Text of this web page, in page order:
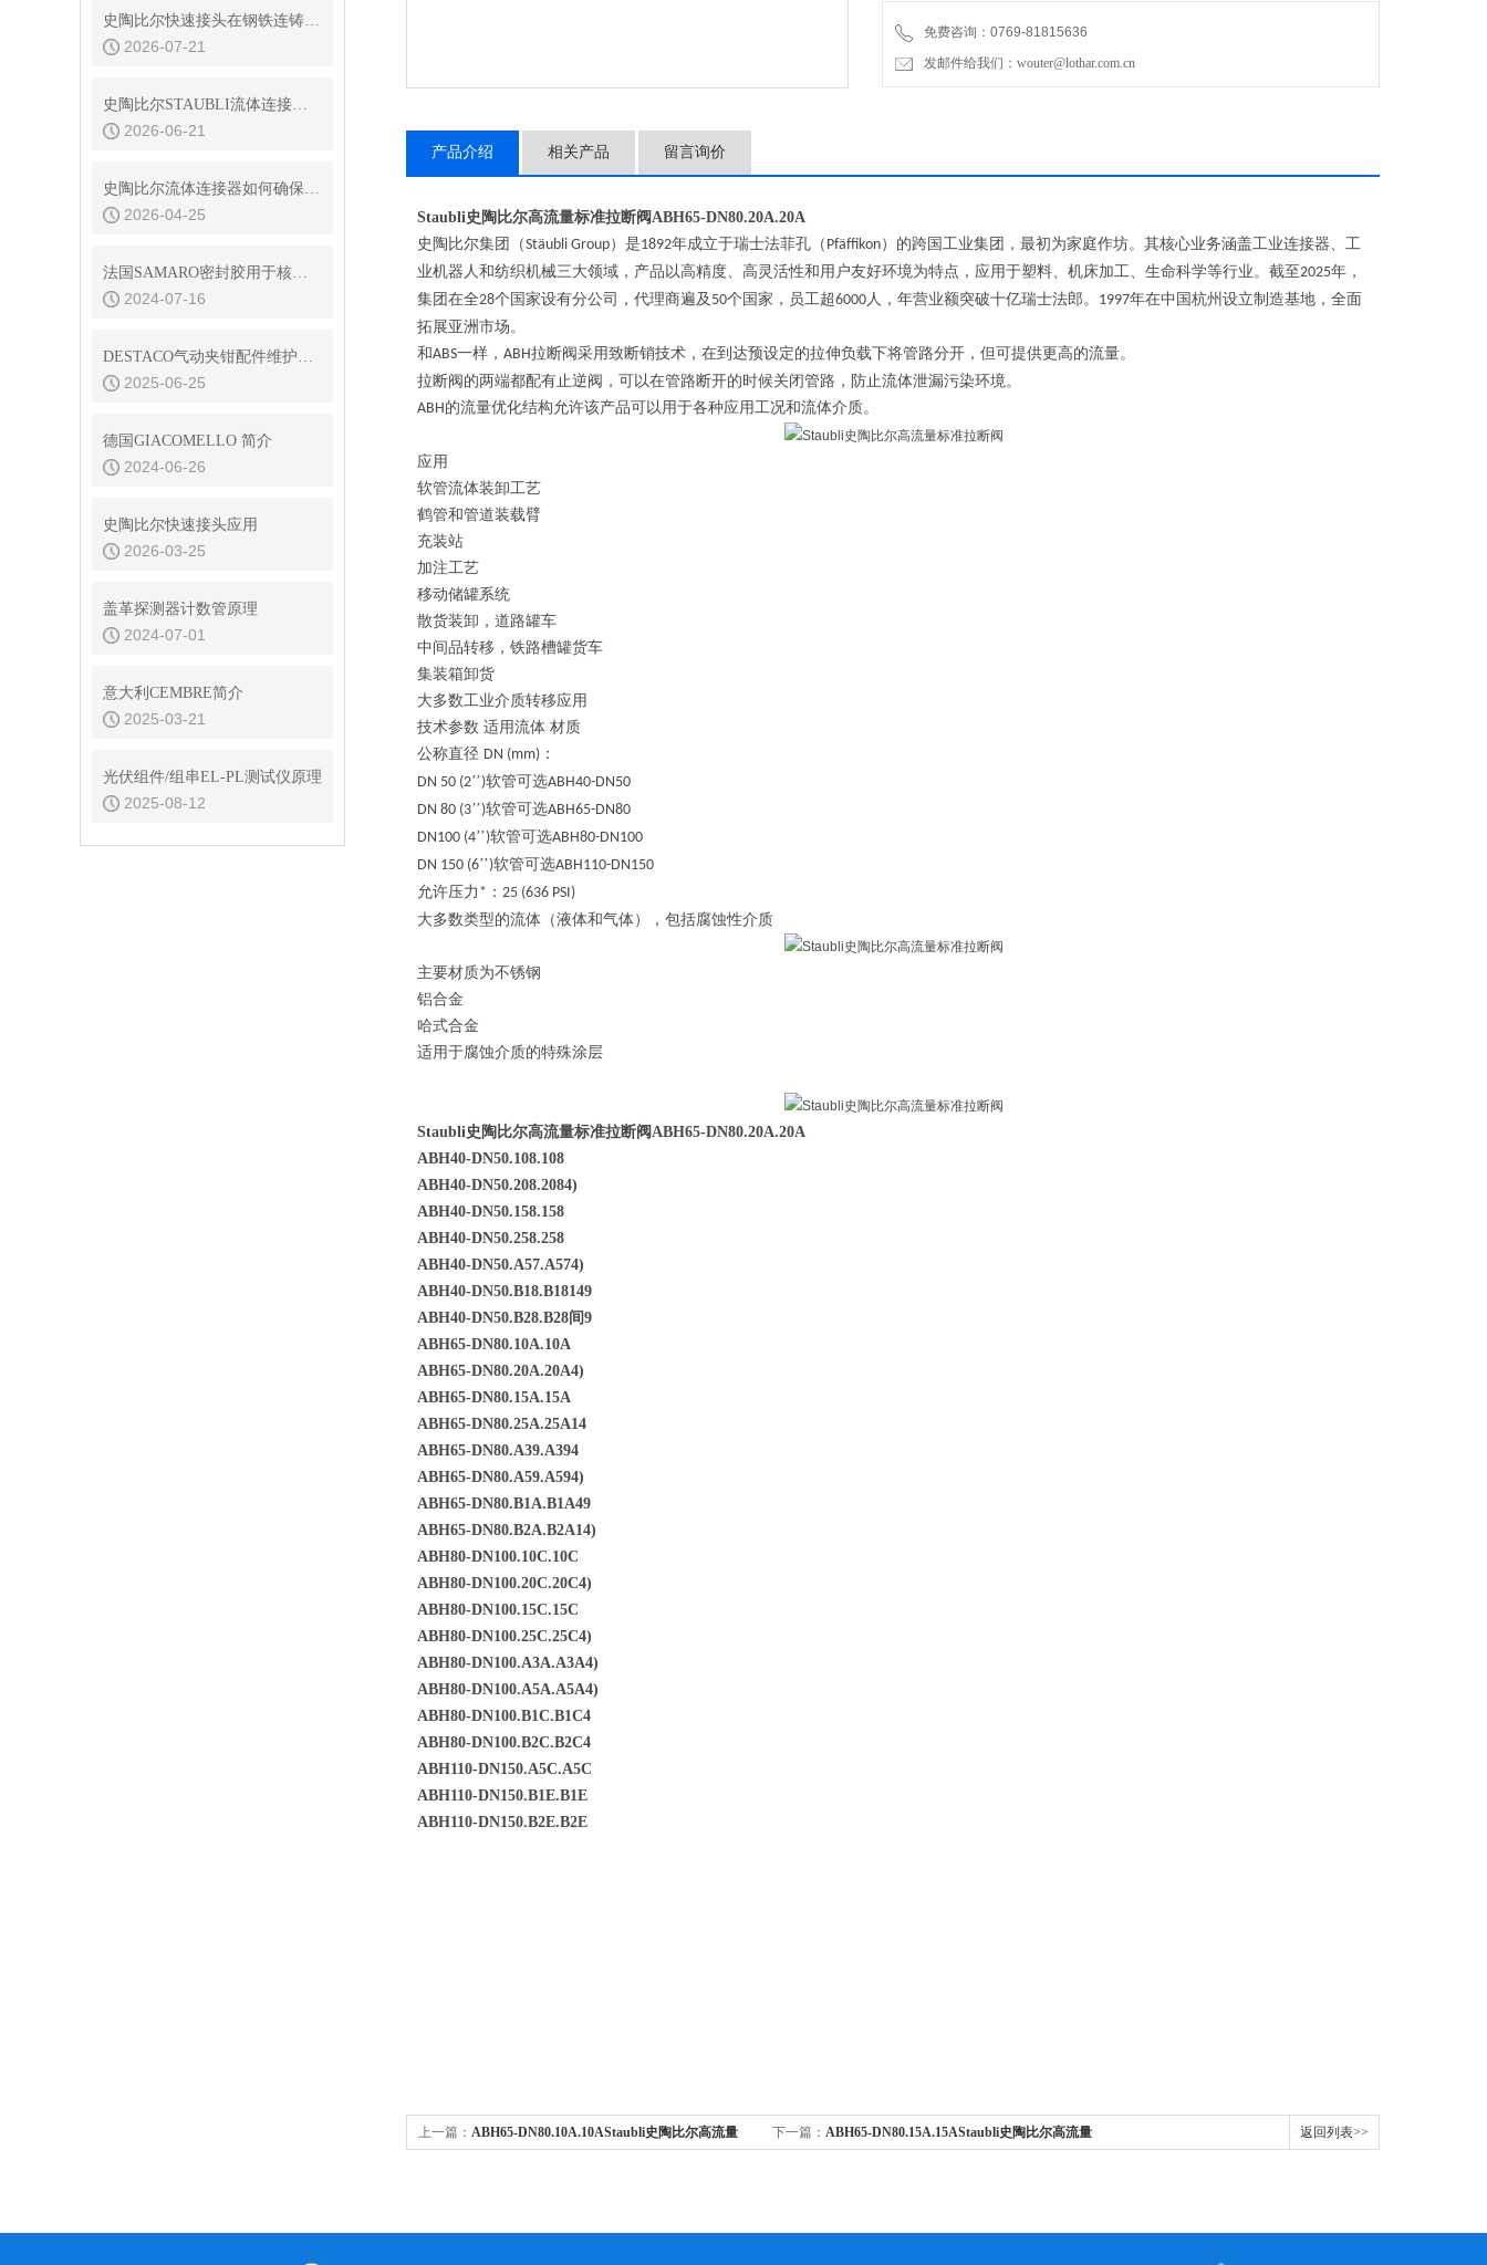
史陶比尔快速接头在钢铁连铸设备结晶器冷却水快换中的耐振动性
2026-07-21
史陶比尔STAUBLI流体连接器的平面阀技术与无滴漏设计
2026-06-21
史陶比尔流体连接器如何确保连接处的密封？
2026-04-25
法国SAMARO密封胶用于核电特殊场合
2024-07-16
DESTACO气动夹钳配件维护与保养技巧
2025-06-25
德国GIACOMELLO 简介
2024-06-26
史陶比尔快速接头应用
2026-03-25
盖革探测器计数管原理
2024-07-01
意大利CEMBRE简介
2025-03-21
光伏组件/组串EL-PL测试仪原理
2025-08-12
免费咨询：0769-81815636
发邮件给我们：wouter@lothar.com.cn
产品介绍 相关产品 留言询价
Staubli史陶比尔高流量标准拉断阀ABH65-DN80.20A.20A
史陶比尔集团（Stäubli Group）是1892年成立于瑞士法菲孔（ Pfäffikon）的跨国工业集团，最初为家庭作坊。其核心业务涵盖工业连接器、工
业机器人和纺织机械三大领域，产品以高精度、高灵活性和用户友好环境为特点，应用于塑料、机床加工、生命科学等行业。截至2025年，
集团在全28个国家设有分公司，代理商遍及 50个国家，员工超6000人，年营业额突破十亿瑞士法郎。 1997年在中国杭州设立制造基地，全面
拓展亚洲市场。
和ABS一样， ABH拉断阀采用致断销技术，在到达预设定的拉伸负载下将管路分开，但可提供更高的流量。
拉断阀的两端都配有止逆阀，可以在管路断开的时候关闭管路，防止流体泄漏污染环境。
ABH的流量优化结构允许该产品可以用于各种应用工况和流体介质。
应用
软管流体装卸工艺
鹤管和管道装载臂
充装站
加注工艺
移动储罐系统
散货装卸，道路罐车
中间品转移，铁路槽罐货车
集装箱卸货
大多数工业介质转移应用
技术参数 适用流体 材质
公称直径 DN (mm) ：
DN 50 (2’’)软管可选ABH40-DN50
DN 80 (3’’)软管可选ABH65-DN80
DN100 (4’’)软管可选ABH80-DN100
DN 150 (6’’)软管可选ABH110-DN150
允许压力 * ： 25 (636 PSI)
大多数类型的流体（液体和气体），包括腐蚀性介质
主要材质为不锈钢
铝合金
哈式合金
适用于腐蚀介质的特殊涂层
Staubli史陶比尔高流量标准拉断阀ABH65-DN80.20A.20A
ABH40-DN50.108.108
ABH40-DN50.208.2084)
ABH40-DN50.158.158
ABH40-DN50.258.258
ABH40-DN50.A57.A574)
ABH40-DN50.B18.B18149
ABH40-DN50.B28.B28间9
ABH65-DN80.10A.10A
ABH65-DN80.20A.20A4)
ABH65-DN80.15A.15A
ABH65-DN80.25A.25A14
ABH65-DN80.A39.A394
ABH65-DN80.A59.A594)
ABH65-DN80.B1A.B1A49
ABH65-DN80.B2A.B2A14)
ABH80-DN100.10C.10C
ABH80-DN100.20C.20C4)
ABH80-DN100.15C.15C
ABH80-DN100.25C.25C4)
ABH80-DN100.A3A.A3A4)
ABH80-DN100.A5A.A5A4)
ABH80-DN100.B1C.B1C4
ABH80-DN100.B2C.B2C4
ABH110-DN150.A5C.A5C
ABH110-DN150.B1E.B1E
ABH110-DN150.B2E.B2E
上一篇： ABH65-DN80.10A.10AStaubli史陶比尔高流量 下一篇： ABH65-DN80.15A.15AStaubli史陶比尔高流量 返回列表>>